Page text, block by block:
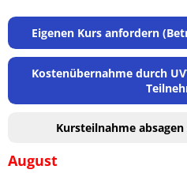
Eigenen Kurs anfordern
Kostenübernahme durch
Kursteilnahme
August